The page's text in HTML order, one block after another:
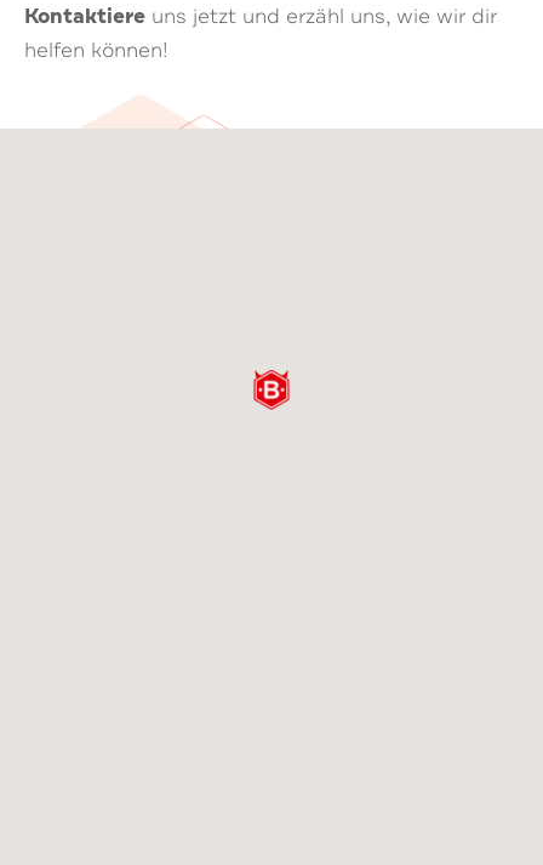
Kontaktiere uns jetzt und erzähl uns, wie wir dir
helfen können!